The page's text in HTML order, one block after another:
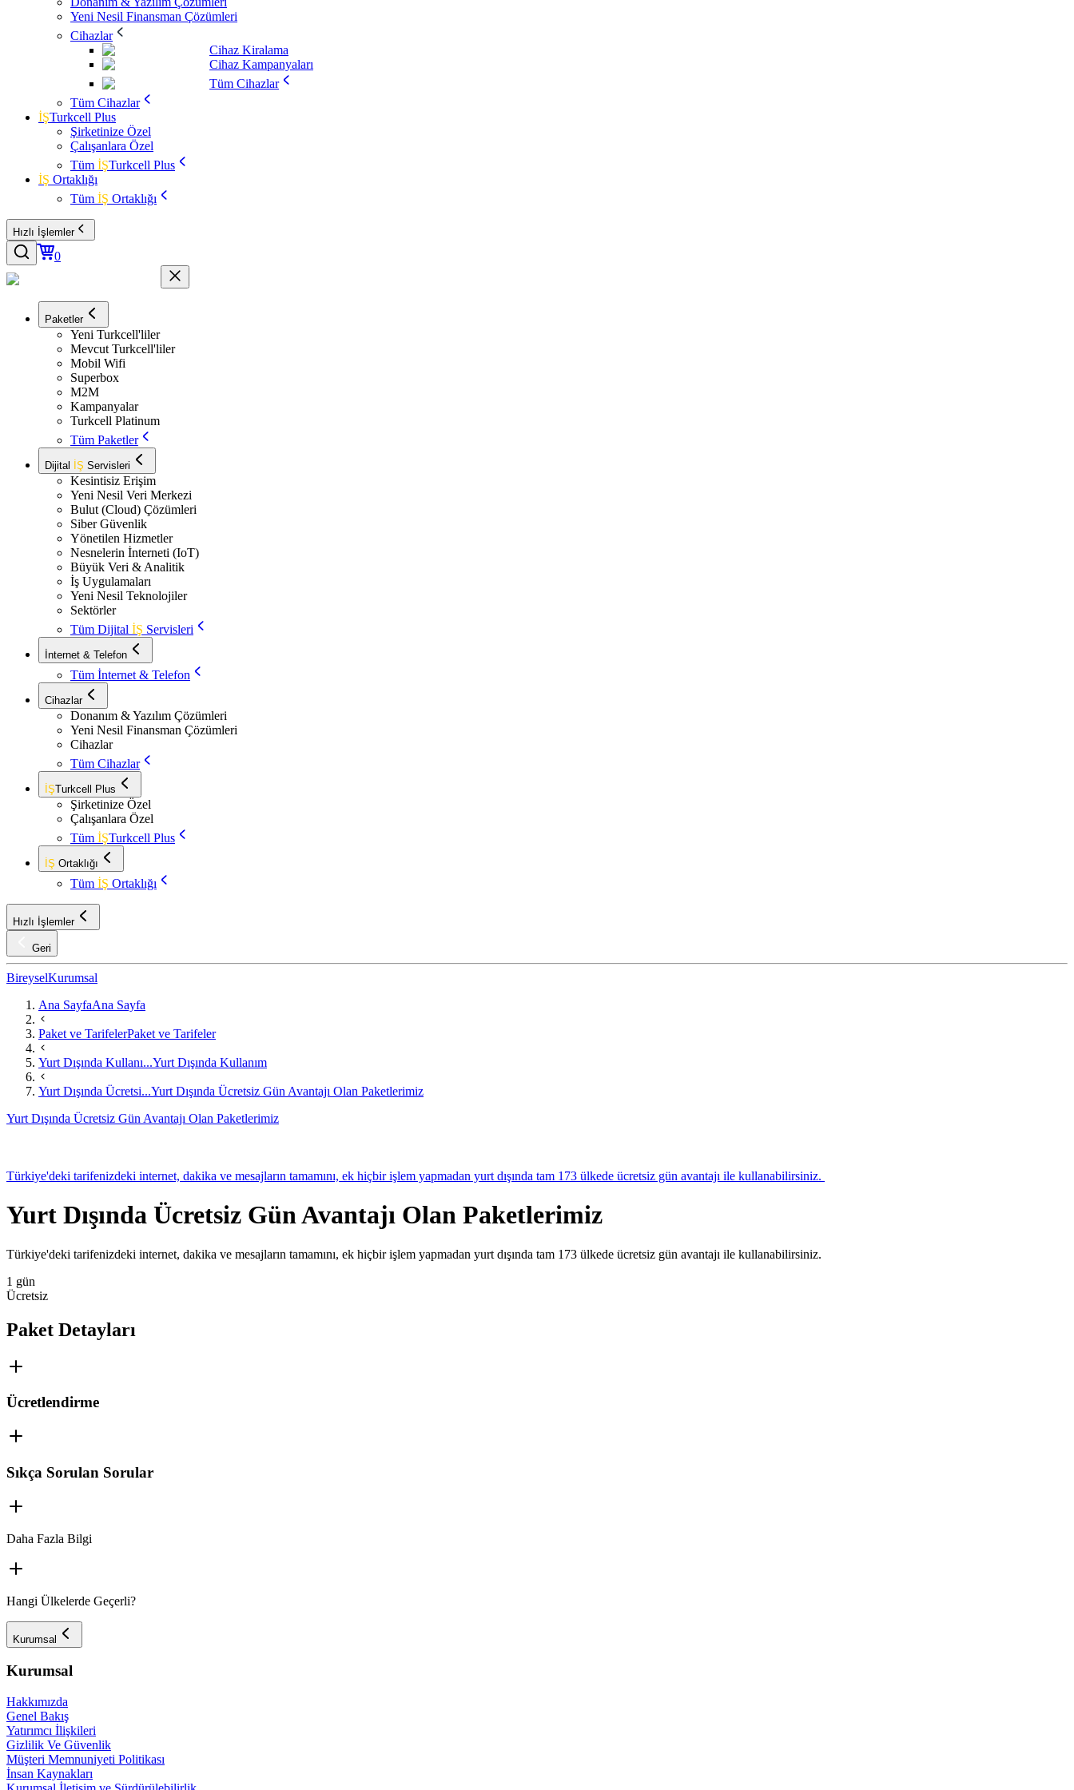
Yeni Nesil Finansman Çözümleri
Cihazlar
Cihaz Kiralama
Cihaz Kampanyaları
Tüm Cihazlar
Tüm Cihazlar
İŞTurkcell Plus
Şirketinize Özel
Çalışanlara Özel
Tüm İŞTurkcell Plus
İŞ Ortaklığı
Tüm İŞ Ortaklığı
Hızlı İşlemler
0
Paketler
Yeni Turkcell'liler
Mevcut Turkcell'liler
Mobil Wifi
Superbox
M2M
Kampanyalar
Turkcell Platinum
Tüm Paketler
Dijital İŞ Servisleri
Kesintisiz Erişim
Yeni Nesil Veri Merkezi
Bulut (Cloud) Çözümleri
Siber Güvenlik
Yönetilen Hizmetler
Nesnelerin İnterneti (IoT)
Büyük Veri & Analitik
İş Uygulamaları
Yeni Nesil Teknolojiler
Sektörler
Tüm Dijital İŞ Servisleri
İnternet & Telefon
Tüm İnternet & Telefon
Cihazlar
Donanım & Yazılım Çözümleri
Yeni Nesil Finansman Çözümleri
Cihazlar
Tüm Cihazlar
İŞTurkcell Plus
Şirketinize Özel
Çalışanlara Özel
Tüm İŞTurkcell Plus
İŞ Ortaklığı
Tüm İŞ Ortaklığı
Hızlı İşlemler
Geri
BireyselKurumsal
Ana SayfaAna Sayfa
Paket ve TarifelerPaket ve Tarifeler
Yurt Dışında Kullanı...Yurt Dışında Kullanım
Yurt Dışında Ücretsi...Yurt Dışında Ücretsiz Gün Avantajı Olan Paketlerimiz
Yurt Dışında Ücretsiz Gün Avantajı Olan Paketlerimiz
​​​​​​​​​​Türkiye'deki tarifenizdeki internet, dakika ve mesajların tamamını, ek hiç​bir işlem yapmadan yurt dışında tam 173 ülkede ücretsiz gün avantajı ile ​kullanabilirsiniz. ​
Yurt Dışında Ücretsiz Gün Avantajı Olan Paketlerimiz
​​​​​​​​​​Türkiye'deki tarifenizdeki internet, dakika ve mesajların tamamını, ek hiç​bir işlem yapmadan yurt dışında tam 173 ülkede ücretsiz gün avantajı ile ​kullanabilirsiniz. ​
1 gün
Ücretsiz
Paket Detayları
Ücretlendirme
Sıkça Sorulan Sorular
Daha Fazla Bilgi
Hangi Ülkelerde Geçerli?
Kurumsal
Kurumsal
Hakkımızda
Genel Bakış
Yatırımcı İlişkileri
Gizlilik Ve Güvenlik
Müşteri Memnuniyeti Politikası
İnsan Kaynakları